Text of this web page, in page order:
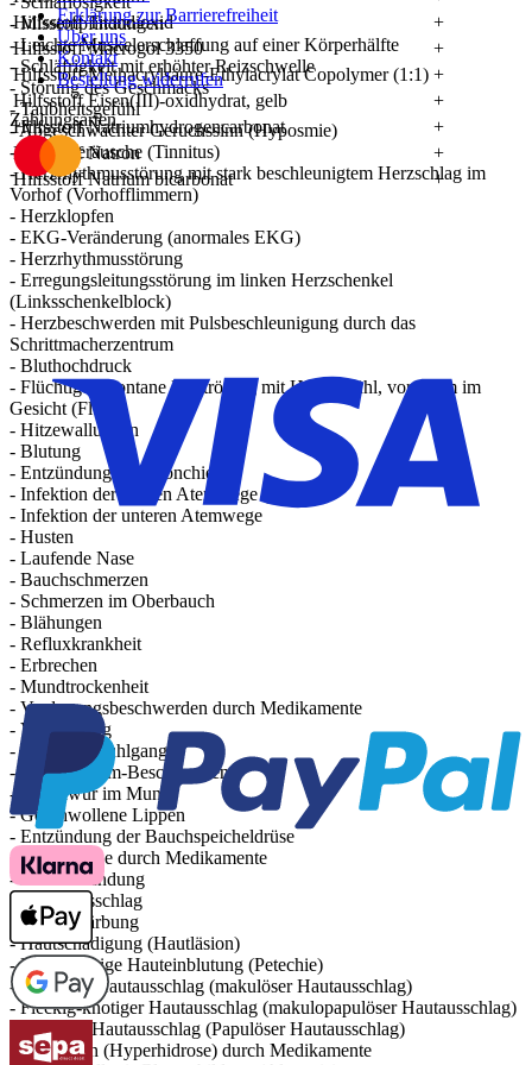
- Missempfindungen
- Leichte Muskelerschlaffung auf einer Körperhälfte
- Schläfrigkeit mit erhöhter Reizschwelle
- Störung des Geschmacks
- Taubheitsgefühl
- Abgeschwächter Geruchssinn (Hyposmie)
- Ohrengeräusche (Tinnitus)
- Herzrhythmusstörung mit stark beschleunigtem Herzschlag im
Vorhof (Vorhofflimmern)
- Herzklopfen
- EKG-Veränderung (anormales EKG)
- Herzrhythmusstörung
- Erregungsleitungsstörung im linken Herzschenkel
(Linksschenkelblock)
- Herzbeschwerden mit Pulsbeschleunigung durch das
Schrittmacherzentrum
- Bluthochdruck
- Flüchtige, spontane Hautrötung mit Hitzegefühl, vor allem im
Gesicht (Flush)
- Hitzewallungen
- Blutung
- Entzündung der Bronchien
- Infektion der oberen Atemwege (URTI)
- Infektion der unteren Atemwege
- Husten
- Laufende Nase
- Bauchschmerzen
- Schmerzen im Oberbauch
- Blähungen
- Refluxkrankheit
- Erbrechen
- Mundtrockenheit
- Verdauungsbeschwerden durch Medikamente
- Verstopfung
- Häufiger Stuhlgang
- Magen-Darm-Beschwerden
- Geschwür im Mund
- Geschwollene Lippen
- Entzündung der Bauchspeicheldrüse
- Gallensteine durch Medikamente
- Hautentzündung
- Nesselausschlag
- Hautverfärbung
- Hautschädigung (Hautläsion)
- Punktförmige Hauteinblutung (Petechie)
- Fleckiger Hautausschlag (makulöser Hautausschlag)
- Fleckig-knotiger Hautausschlag (makulopapulöser Hautausschlag)
- Knotiger Hautausschlag (Papulöser Hautausschlag)
- Schwitzen (Hyperhidrose) durch Medikamente
Hilfsstoff Titandioxid
+
Hilfsstoff Macrogol 3350
+
Hilfsstoff Methacrylsäure-Ethylacrylat Copolymer (1:1) +
Hilfsstoff Eisen(III)-oxidhydrat, gelb
+
Hilfsstoff Natriumhydrogencarbonat
+
Hilfsstoff Natron
+
Hilfsstoff Natrium bicarbonat
+
Erklärung zur Barrierefreiheit
Über uns
Kontakt
Bestellung widerrufen
Zahlungsarten